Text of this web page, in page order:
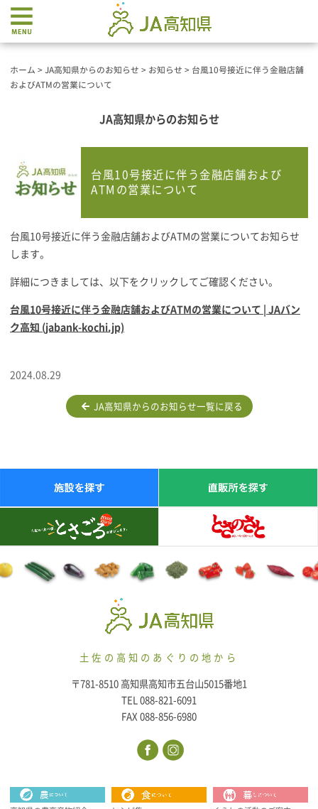
ホーム > JA高知県からのお知らせ > お知らせ > 台風10号接近に伴う金融店舗
およびATMの営業について
JA高知県からのお知らせ
台風10号接近に伴う金融店舗および
ATMの営業について
台風10号接近に伴う金融店舗およびATMの営業についてお知らせ
します。
詳細につきましては、以下をクリックしてご確認ください。
台風10号接近に伴う金融店舗およびATMの営業について | JAバン
ク高知 (jabank-kochi.jp)
2024.08.29
JA高知県からのお知らせ一覧に戻る
土佐の高知のあぐりの地から
〒781-8510 高知県高知市五台山5015番地1
TEL 088-821-6091
FAX 088-856-6980